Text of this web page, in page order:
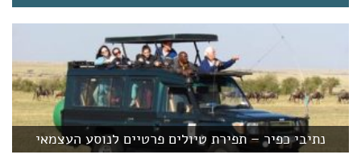
נתיבי כפיר – תפירת טיולים פרטיים לנוסע העצמאי